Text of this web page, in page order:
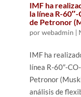
IMF ha
la línea R-
de Petronor
porwebadmin |
IMF ha
línea R-60″-
Petronor
análisis de